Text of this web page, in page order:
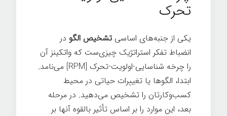
تحرک
یکی از جنبه‌های اساسی تشخیص الگو در
انضباط تفکر استراتژیک چیزی‌ست که واتکینز آن
را چرخه شناسایی-اولویت-تحرک [RPM] می‌نامد.
ابتدا، الگوها یا تغییرات حیاتی در محیط
کسب‌وکارتان را تشخیص می‌دهید. در مرحله
بعد، این موارد را بر اساس تأثیر بالقوه آنها بر